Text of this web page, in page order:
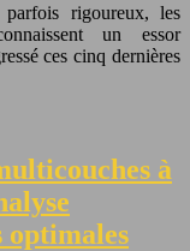
rigoureux, les
un essor
ces cinq dernières
à
optimales